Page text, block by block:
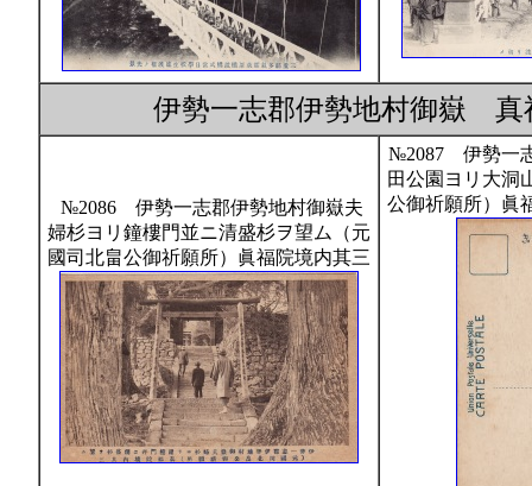
伊勢一志郡伊勢地村御嶽 真
№2086 伊勢一志郡伊勢地村御嶽夫
婦杉ヨリ鐘樓門並ニ清盛杉ヲ望ム（元
國司北畠公御祈願所）眞福院境内其三
№2087 伊勢一
田公園ヨリ大洞
公御祈願所）